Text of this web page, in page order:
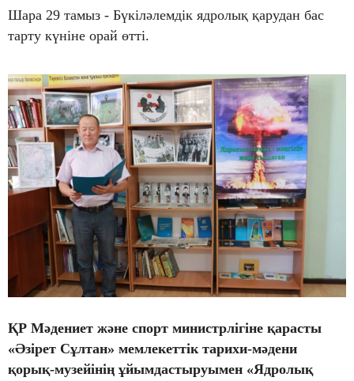
Шара 29 тамыз - Бүкіләлемдік ядролық қарудан бас
тарту күніне орай өтті.
ҚР Мәдениет және спорт министрлігіне қарасты
«Әзірет Сұлтан» мемлекеттік тарихи-мәдени
қорық-музейінің ұйымдастыруымен «Ядролық